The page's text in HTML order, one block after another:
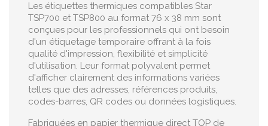
Les étiquettes thermiques compatibles Star
TSP700 et TSP800 au format 76 x 38 mm sont
conçues pour les professionnels qui ont besoin
d'un étiquetage temporaire offrant à la fois
qualité d'impression, flexibilité et simplicité
d'utilisation. Leur format polyvalent permet
d'afficher clairement des informations variées
telles que des adresses, références produits,
codes-barres, QR codes ou données logistiques.
Fabriquées en papier thermique direct TOP de